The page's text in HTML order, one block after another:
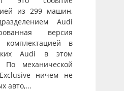
из 299 машин,
Audi
версия
в
Audi в этом
По механической
ничем не
авто,...